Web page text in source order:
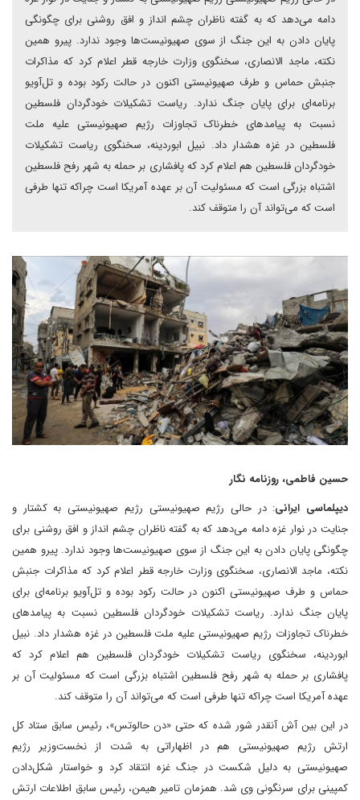
دامه می‌دهد که به گفته ناظران چشم انداز و افق روشنی برای چگونگی
پایان دادن به این جنگ از سوی صهیونیست‌ها وجود ندارد. پیرو همین
نکته، ماجد الانصاری، سخنگوی وزارت خارجه قطر اعلام کرد که مذاکرات
جنبش حماس و طرف صهیونیستی اکنون در حالت رکود بوده و تل‌آویو
برنامه‌ای برای پایان جنگ ندارد. ریاست تشکیلات خودگردان فلسطین
نسبت به پیامدهای خطرناک تجاوزات رژیم صهیونیستی علیه ملت
فلسطین در غزه هشدار داد. نبیل ابوردینه، سخنگوی ریاست تشکیلات
خودگردان فلسطین هم اعلام کرد که پافشاری بر حمله به شهر رفح فلسطین
اشتباه بزرگی است که مسئولیت آن بر عهده آمریکا است چراکه تنها طرفی
است که می‌تواند آن را متوقف کند.
حسین فاطمی، روزنامه نگار
دیپلماسی ایرانی: در حالی رژیم صهیونیستی رژیم صهیونیستی به کشتار و
جنایت در نوار غزه دامه می‌دهد که به گفته ناظران چشم انداز و افق روشنی برای
چگونگی پایان دادن به این جنگ از سوی صهیونیست‌ها وجود ندارد. پیرو همین
نکته، ماجد الانصاری، سخنگوی وزارت خارجه قطر اعلام کرد که مذاکرات جنبش
حماس و طرف صهیونیستی اکنون در حالت رکود بوده و تل‌آویو برنامه‌ای برای
پایان جنگ ندارد. ریاست تشکیلات خودگردان فلسطین نسبت به پیامدهای
خطرناک تجاوزات رژیم صهیونیستی علیه ملت فلسطین در غزه هشدار داد. نبیل
ابوردینه، سخنگوی ریاست تشکیلات خودگردان فلسطین هم اعلام کرد که
پافشاری بر حمله به شهر رفح فلسطین اشتباه بزرگی است که مسئولیت آن بر
عهده آمریکا است چراکه تنها طرفی است که می‌تواند آن را متوقف کند.
در این بین آش آنقدر شور شده که حتی «دن حالوتس»، رئیس سابق ستاد کل
ارتش رژیم صهیونیستی هم در اظهاراتی به شدت از نخست‌وزیر رژیم
صهیونیستی به دلیل شکست در جنگ غزه انتقاد کرد و خواستار شکل‌دادن
کمپینی برای سرنگونی وی شد. همزمان تامیر هیمن، رئیس سابق اطلاعات ارتش